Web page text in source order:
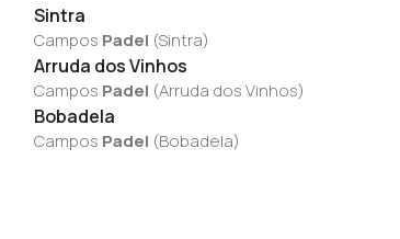
Sintra
Campos Padel (Sintra)
Arruda dos Vinhos
Campos Padel (Arruda dos Vinhos)
Bobadela
Campos Padel (Bobadela)